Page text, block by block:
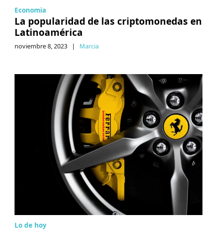
Economia
La popularidad de las criptomonedas en
Latinoamérica
noviembre 8, 2023 | Marcia
Lo de hoy